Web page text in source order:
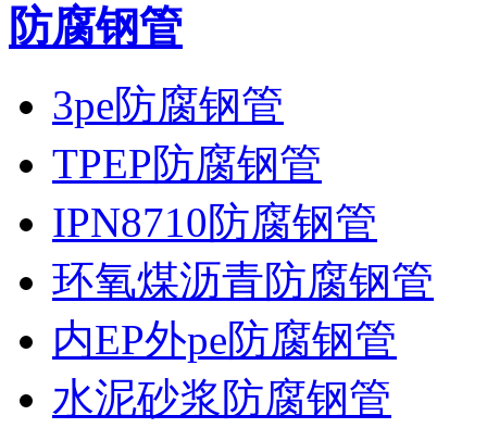
防腐钢管
3pe防腐钢管
TPEP防腐钢管
IPN8710防腐钢管
环氧煤沥青防腐钢管
内EP外pe防腐钢管
水泥砂浆防腐钢管